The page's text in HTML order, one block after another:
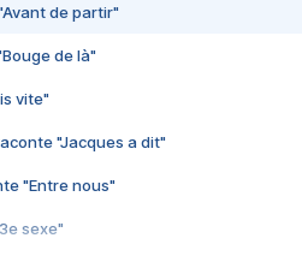
de partir"
de là"
vite"
"Jacques a dit"
"Entre nous"
sexe"